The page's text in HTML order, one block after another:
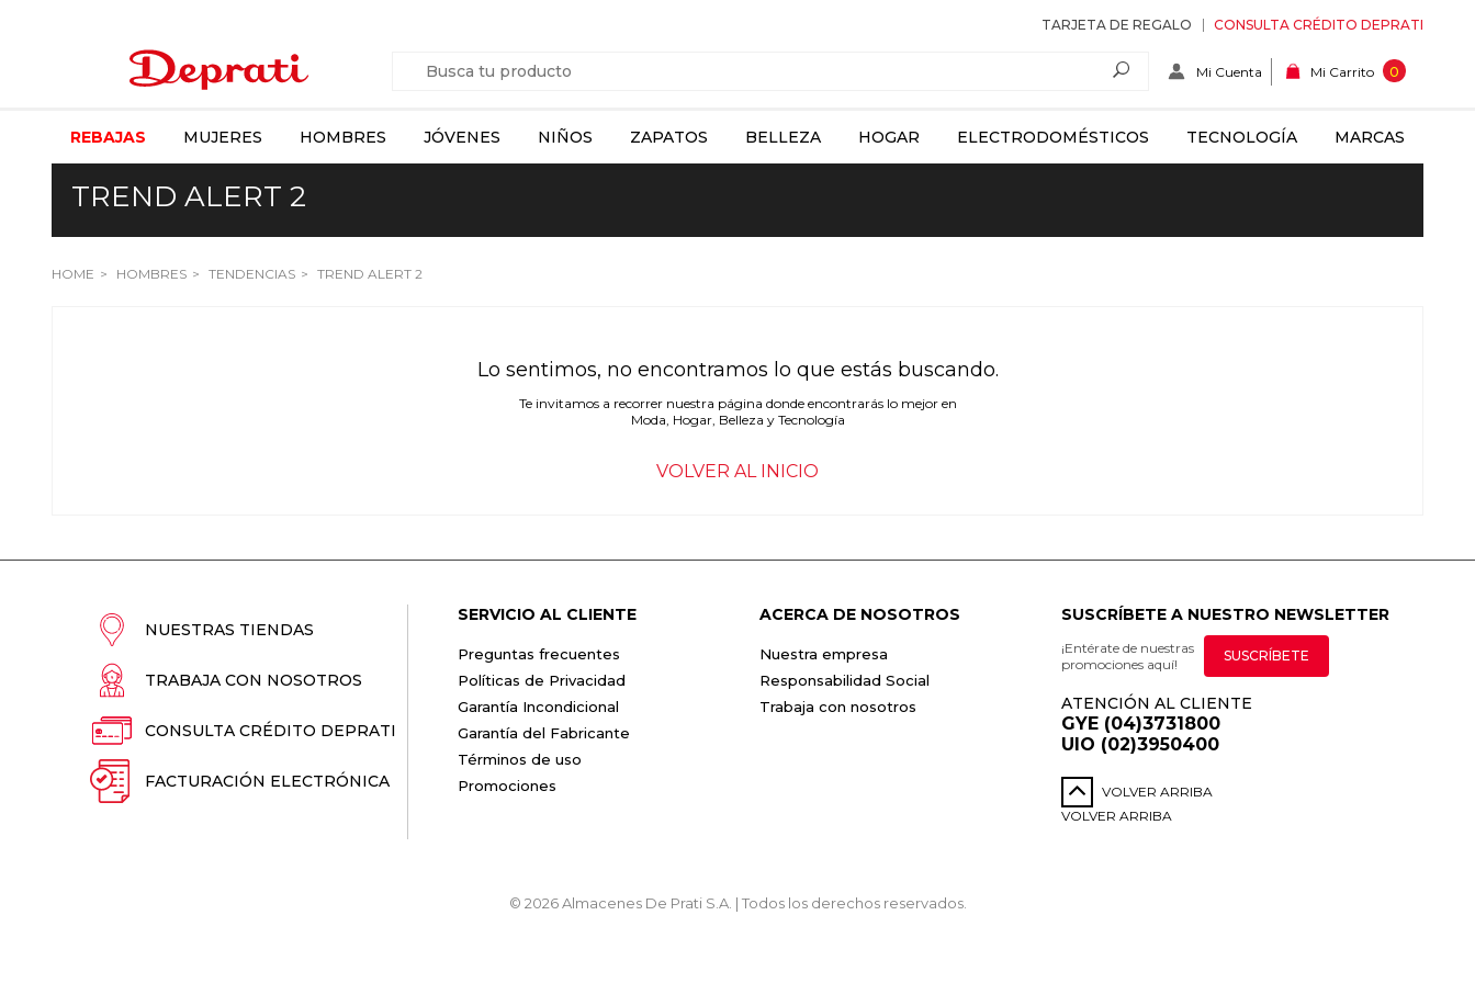
TARJETA DE REGALO CONSULTA CRÉDITO DEPRATI
Mi Cuenta Mi Carrito 0
REBAJAS MUJERES HOMBRES JÓVENES NIÑOS ZAPATOS BELLEZA HOGAR ELECTRODOMÉSTICOS TECNOLOGÍA MARCAS
TREND ALERT 2
HOME HOMBRES TENDENCIAS TREND ALERT 2
Lo sentimos, no encontramos lo que estás buscando.
Te invitamos a recorrer nuestra página donde encontrarás lo mejor en
Moda, Hogar, Belleza y Tecnología
VOLVER AL INICIO
NUESTRAS TIENDAS
TRABAJA CON NOSOTROS
CONSULTA CRÉDITO DEPRATI
FACTURACIÓN ELECTRÓNICA
SERVICIO AL CLIENTE
Preguntas frecuentes
Políticas de Privacidad
Garantía Incondicional
Garantía del Fabricante
Términos de uso
Promociones
ACERCA DE NOSOTROS
Nuestra empresa
Responsabilidad Social
Trabaja con nosotros
SUSCRÍBETE A NUESTRO NEWSLETTER
¡Entérate de nuestras
promociones aquí!
SUSCRÍBETE
ATENCIÓN AL CLIENTE
GYE (04)3731800
UIO (02)3950400
VOLVER ARRIBA
VOLVER ARRIBA
© 2026 Almacenes De Prati S.A. | Todos los derechos reservados.